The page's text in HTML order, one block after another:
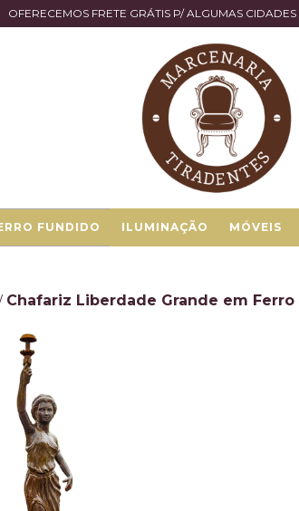
OFERECEMOS FRETE GRÁTIS P/ ALGUMAS
FUNDIDO ILUMINAÇÃO MÓVEIS
Chafariz Liberdade Grande em